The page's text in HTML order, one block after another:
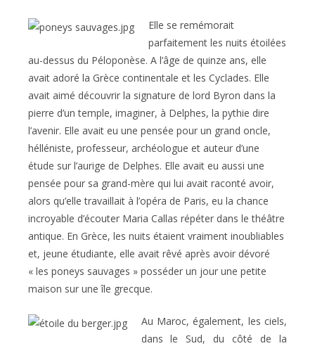
Elle se remémorait
parfaitement les nuits étoilées
au-dessus du Péloponèse. A l’âge de quinze ans, elle
avait adoré la Grèce continentale et les Cyclades. Elle
avait aimé découvrir la signature de lord Byron dans la
pierre d’un temple, imaginer, à Delphes, la pythie dire
l’avenir. Elle avait eu une pensée pour un grand oncle,
hélléniste, professeur, archéologue et auteur d’une
étude sur l’aurige de Delphes. Elle avait eu aussi une
pensée pour sa grand-mère qui lui avait raconté avoir,
alors qu’elle travaillait à l’opéra de Paris, eu la chance
incroyable d’écouter Maria Callas répéter dans le théâtre
antique. En Grèce, les nuits étaient vraiment inoubliables
et, jeune étudiante, elle avait rêvé après avoir dévoré
« les poneys sauvages » posséder un jour une petite
maison sur une île grecque.
Au Maroc, également, les ciels,
dans le Sud, du côté de la